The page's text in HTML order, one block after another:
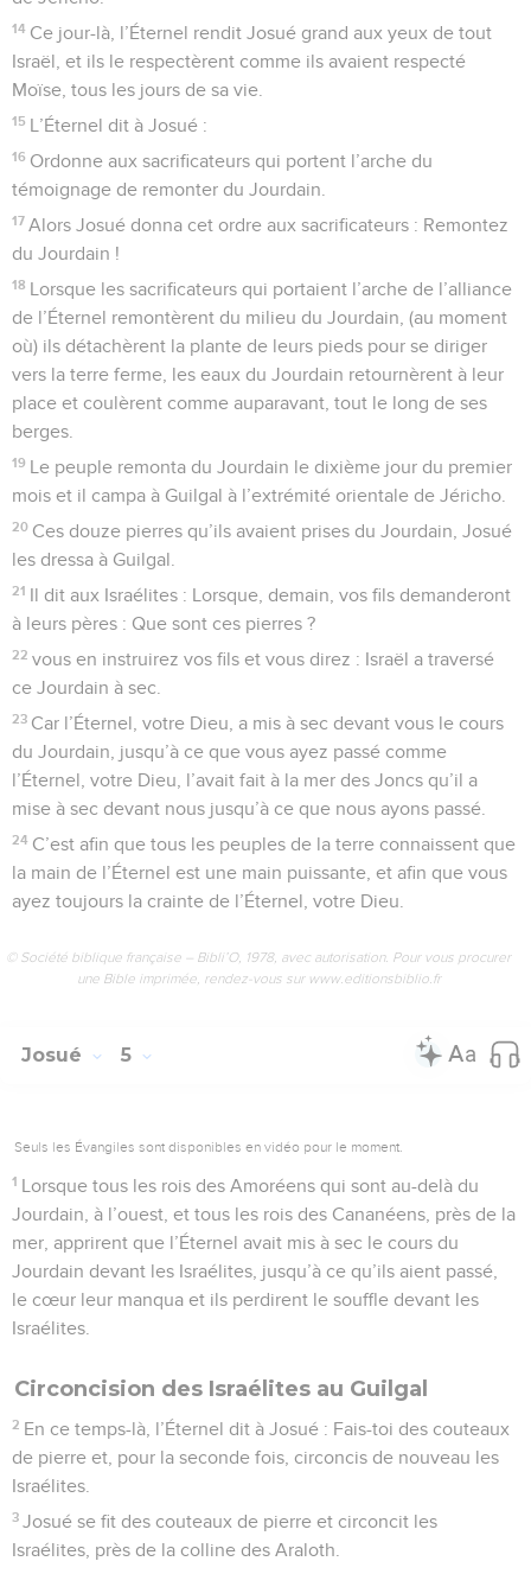
14 Ce jour-là, l’Éternel rendit Josué grand aux yeux de tout
Israël, et ils le respectèrent comme ils avaient respecté
Moïse, tous les jours de sa vie.
15 L’Éternel dit à Josué :
16 Ordonne aux sacrificateurs qui portent l’arche du
témoignage de remonter du Jourdain.
17 Alors Josué donna cet ordre aux sacrificateurs : Remontez
du Jourdain !
18 Lorsque les sacrificateurs qui portaient l’arche de l’alliance
de l’Éternel remontèrent du milieu du Jourdain, (au moment
où) ils détachèrent la plante de leurs pieds pour se diriger
vers la terre ferme, les eaux du Jourdain retournèrent à leur
place et coulèrent comme auparavant, tout le long de ses
berges.
19 Le peuple remonta du Jourdain le dixième jour du premier
mois et il campa à Guilgal à l’extrémité orientale de Jéricho.
20 Ces douze pierres qu’ils avaient prises du Jourdain, Josué
les dressa à Guilgal.
21 Il dit aux Israélites : Lorsque, demain, vos fils demanderont
à leurs pères : Que sont ces pierres ?
22 vous en instruirez vos fils et vous direz : Israël a traversé
ce Jourdain à sec.
23 Car l’Éternel, votre Dieu, a mis à sec devant vous le cours
du Jourdain, jusqu’à ce que vous ayez passé comme
l’Éternel, votre Dieu, l’avait fait à la mer des Joncs qu’il a
mise à sec devant nous jusqu’à ce que nous ayons passé.
24 C’est afin que tous les peuples de la terre connaissent que
la main de l’Éternel est une main puissante, et afin que vous
ayez toujours la crainte de l’Éternel, votre Dieu.
© Société biblique française – Bibli’O, 1978, avec autorisation. Pour vous procurer
une Bible imprimée, rendez-vous sur www.editionsbiblio.fr
Josué 5
Seuls les Évangiles sont disponibles en vidéo pour le moment.
1 Lorsque tous les rois des Amoréens qui sont au-delà du
Jourdain, à l’ouest, et tous les rois des Cananéens, près de la
mer, apprirent que l’Éternel avait mis à sec le cours du
Jourdain devant les Israélites, jusqu’à ce qu’ils aient passé,
le cœur leur manqua et ils perdirent le souffle devant les
Israélites.
Circoncision des Israélites au Guilgal
2 En ce temps-là, l’Éternel dit à Josué : Fais-toi des couteaux
de pierre et, pour la seconde fois, circoncis de nouveau les
Israélites.
3 Josué se fit des couteaux de pierre et circoncit les
Israélites, près de la colline des Araloth.